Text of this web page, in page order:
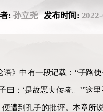
: 孙立尧发布时间:
》中有一段记载：“子路
曰：‘是故恶夫佞者。’”这
遭到孔子的批评。本章所